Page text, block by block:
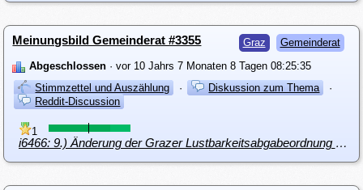
Graz Gemeinderat
Meinungsbild Gemeinderat #3355
Abgeschlossen · vor 10 Jahrs 7 Monaten 8 Tagen 08:25:35
Stimmzettel und Auszählung
· Diskussion zum Thema
·
Reddit-Discussion
1
i6466: 9.) Änderung der Grazer Lustbarkeitsabgabeordnung 2003